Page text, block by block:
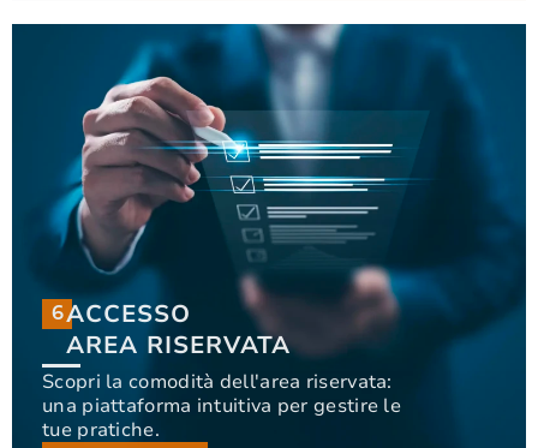
6ACCESSO
AREA RISERVATA
Scopri la comodità dell'area riservata:
una piattaforma intuitiva per gestire le
tue pratiche.
6
ACCESSO
AREA RISERVATA
Scopri la comodità dell'area riservata: una
piattaforma intuitiva per gestire le tue pratiche.